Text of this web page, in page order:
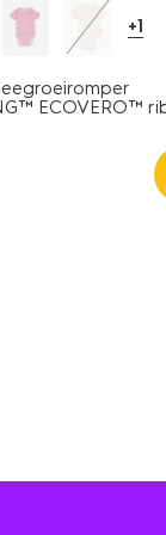
+1
ECOVERO™